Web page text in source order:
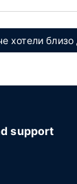
хотели
support